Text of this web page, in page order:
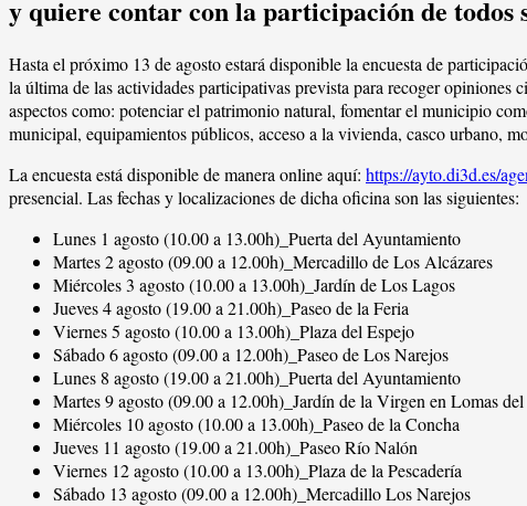
y quiere contar con la participación de todos
Hasta el próximo 13 de agosto estará disponible la encuesta de
la última de las actividades participativas prevista para recoger opiniones
aspectos como: potenciar el patrimonio natural, fomentar el municipio
municipal, equipamientos públicos, acceso a la vivienda, casco urbano,
La encuesta está disponible de manera online aquí: https://ayto.di3d.es/
presencial. Las fechas y localizaciones de dicha oficina son las siguientes:
Lunes 1 agosto (10.00 a 13.00h)_Puerta del Ayuntamiento
Martes 2 agosto (09.00 a 12.00h)_Mercadillo de Los Alcázares
Miércoles 3 agosto (10.00 a 13.00h)_Jardín de Los Lagos
Jueves 4 agosto (19.00 a 21.00h)_Paseo de la Feria
Viernes 5 agosto (10.00 a 13.00h)_Plaza del Espejo
Sábado 6 agosto (09.00 a 12.00h)_Paseo de Los Narejos
Lunes 8 agosto (19.00 a 21.00h)_Puerta del Ayuntamiento
Martes 9 agosto (09.00 a 12.00h)_Jardín de la Virgen en Lomas
Miércoles 10 agosto (10.00 a 13.00h)_Paseo de la Concha
Jueves 11 agosto (19.00 a 21.00h)_Paseo Río Nalón
Viernes 12 agosto (10.00 a 13.00h)_Plaza de la Pescadería
Sábado 13 agosto (09.00 a 12.00h)_Mercadillo Los Narejos